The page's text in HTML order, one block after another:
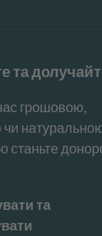
та
грошовою,
станьте
та